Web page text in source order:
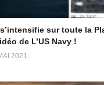
s’intensifie sur toute la
de L’US Navy !
2021